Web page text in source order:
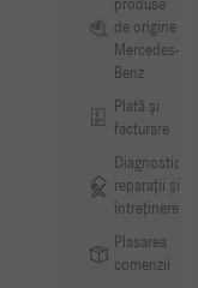
produse
de origine
Mercedes-
Benz
Plată și
facturare
Diagnosticare,
reparații și
întreținere
Plasarea
comenzii